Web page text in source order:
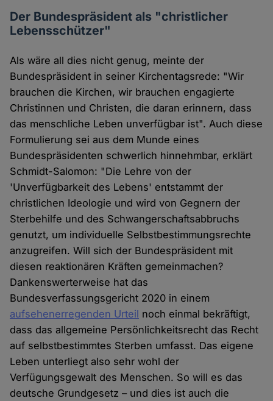
Der Bundespräsident als "christlicher
Lebensschützer"
Als wäre all dies nicht genug, meinte der
Bundespräsident in seiner Kirchentagsrede: "Wir
brauchen die Kirchen, wir brauchen engagierte
Christinnen und Christen, die daran erinnern, dass
das menschliche Leben unverfügbar ist". Auch diese
Formulierung sei aus dem Munde eines
Bundespräsidenten schwerlich hinnehmbar, erklärt
Schmidt-Salomon: "Die Lehre von der
'Unverfügbarkeit des Lebens' entstammt der
christlichen Ideologie und wird von Gegnern der
Sterbehilfe und des Schwangerschaftsabbruchs
genutzt, um individuelle Selbstbestimmungsrechte
anzugreifen. Will sich der Bundespräsident mit
diesen reaktionären Kräften gemeinmachen?
Dankenswerterweise hat das
Bundesverfassungsgericht 2020 in einem
aufsehenerregenden Urteil noch einmal bekräftigt,
dass das allgemeine Persönlichkeitsrecht das Recht
auf selbstbestimmtes Sterben umfasst. Das eigene
Leben unterliegt also sehr wohl der
Verfügungsgewalt des Menschen. So will es das
deutsche Grundgesetz – und dies ist auch die